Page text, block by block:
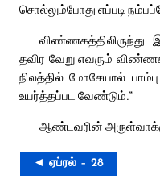
சொல்லும்போது எப்படி
தவிர வேறு எவரும்
நிலத்தில் மோசேயால்
உயர்த்தப்பட வேண்டும்.”
ஆண்டவரின்
◄ ஏப்ரல் – 28